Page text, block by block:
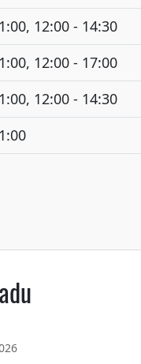
12:00 - 14:30
12:00 - 17:00
12:00 - 14:30